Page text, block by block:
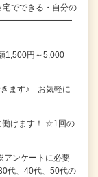
でできる・自分の
1,500円～5,000
きます♪ お気軽に
働けます！ ☆1回の
ンケートに必要
代、40代、50代の